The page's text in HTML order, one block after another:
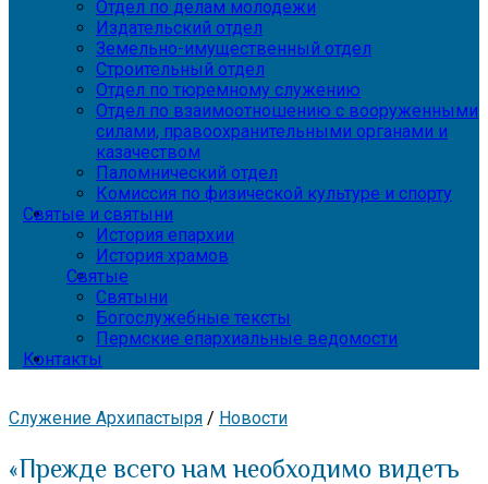
Отдел по делам молодежи
Издательский отдел
Земельно-имущественный отдел
Строительный отдел
Отдел по тюремному служению
Отдел по взаимоотношению с вооруженными
силами, правоохранительными органами и
казачеством
Паломнический отдел
Комиссия по физической культуре и спорту
Святые и святыни
История епархии
История храмов
Святые
Святыни
Богослужебные тексты
Пермские епархиальные ведомости
Контакты
Служение Архипастыря / Новости
«Прежде всего нам необходимо видеть